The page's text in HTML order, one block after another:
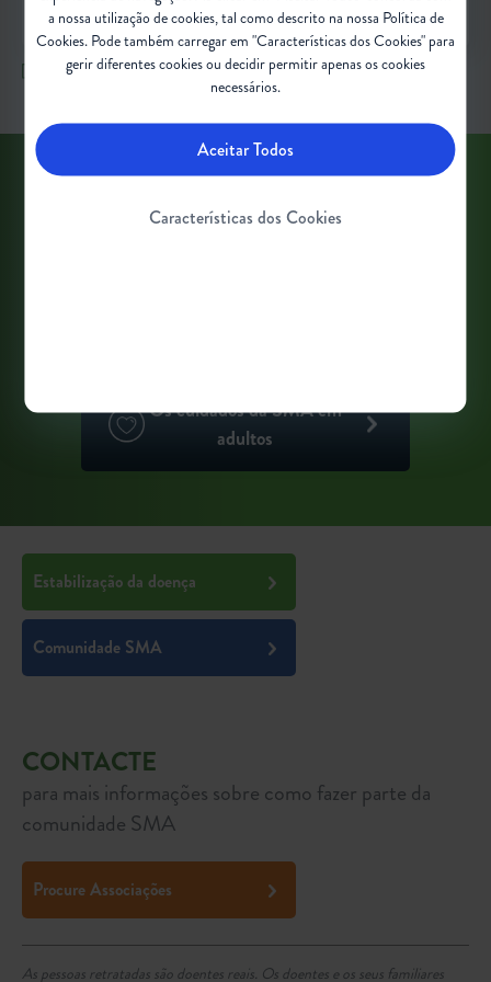
a nossa utilização de cookies, tal como descrito na nossa Política de
Cookies. Pode também carregar em "Características dos Cookies" para
gerir diferentes cookies ou decidir permitir apenas os cookies
necessários.
Aceitar Todos
Características dos Cookies
Partilhar agora
Muito mudou na qualidade dos cuidados
prestados a pessoas que vivem com SMA. Os
Os cuidados da SMA em
adultos
Estabilização da doença
Comunidade SMA
CONTACTE
para mais informações sobre como fazer parte da
comunidade SMA
Procure Associações
As pessoas retratadas são doentes reais. Os doentes e os seus familiares